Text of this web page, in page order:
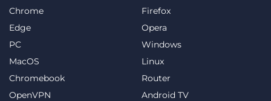
Chrome
Firefox
Edge
Opera
PC
Windows
MacOS
Linux
Chromebook
Router
OpenVPN
Android TV